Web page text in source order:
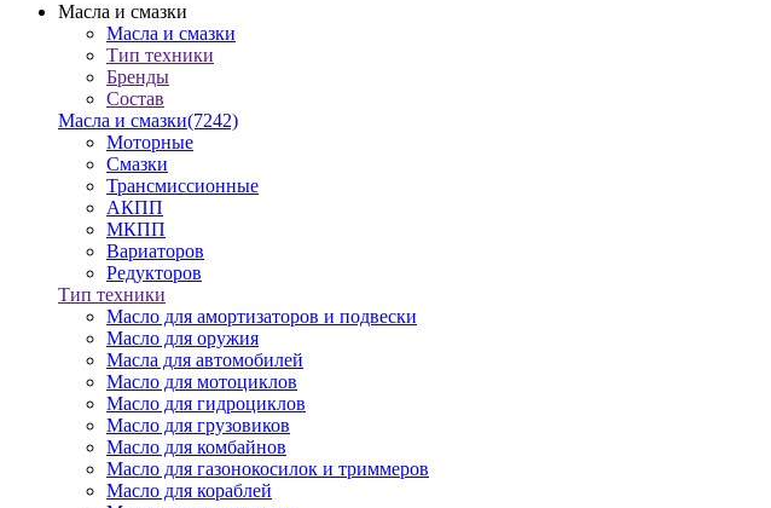
Масла и смазки
Масла и смазки
Тип техники
Бренды
Состав
Масла и смазки(7242)
Моторные
Смазки
Трансмиссионные
АКПП
МКПП
Вариаторов
Редукторов
Тип техники
Масло для амортизаторов и подвески
Масло для оружия
Масла для автомобилей
Масло для мотоциклов
Масло для гидроциклов
Масло для грузовиков
Масло для комбайнов
Масло для газонокосилок и триммеров
Масло для кораблей